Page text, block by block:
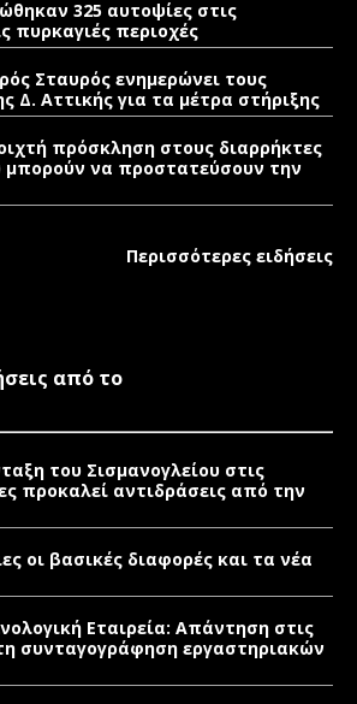
325 αυτοψίες στις
πυρκαγιές περιοχές
Σταυρός ενημερώνει τους
Δ. Αττικής για τα μέτρα στήριξης
πρόσκληση στους διαρρήκτες
μπορούν να προστατεύσουν την
Περισσότερες ειδήσεις
από το
του Σισμανογλείου στις
προκαλεί αντιδράσεις από την
οι βασικές διαφορές και τα νέα
Εταιρεία: Απάντηση στις
συνταγογράφηση εργαστηριακών